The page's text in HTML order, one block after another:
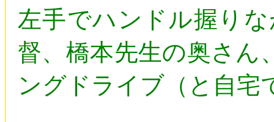
左手でハンドル握り
督、橋本先生の奥さん
ングドライブ（と自宅